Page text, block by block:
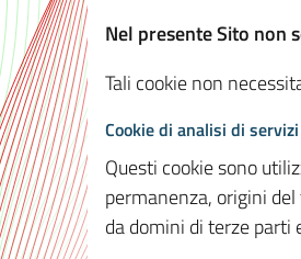
Nel presente Sito non
Tali cookie non
Cookie di analisi di
Questi cookie sono
permanenza, origini
da domini di terze parti